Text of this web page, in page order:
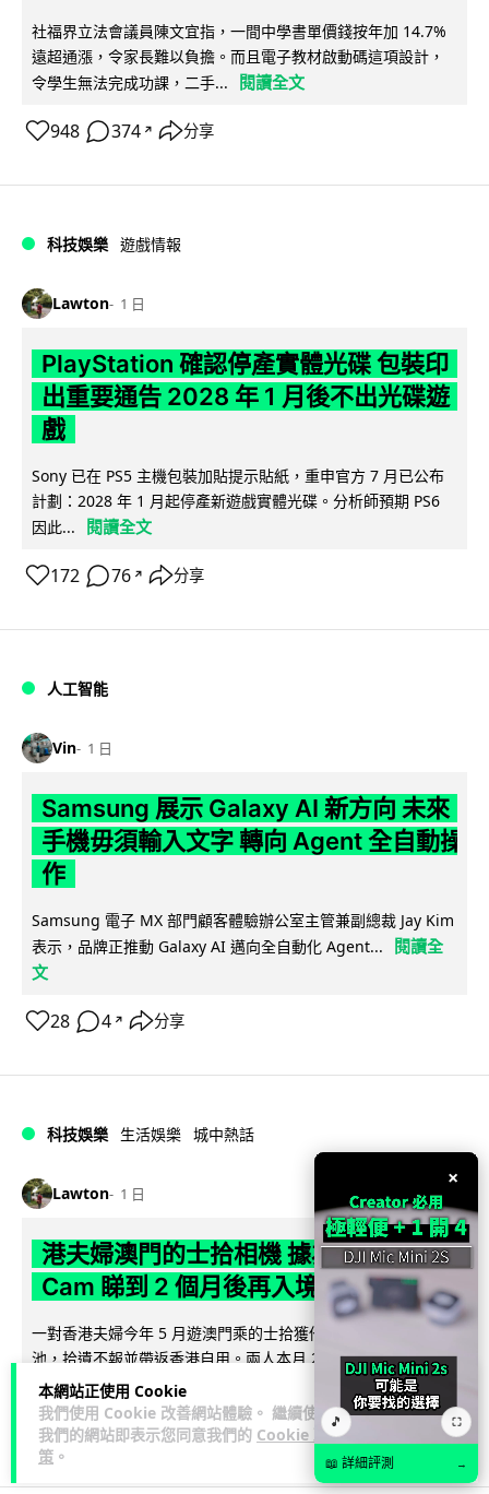
本網站正使用 Cookie
我們使用 Cookie 改善網站體驗。 繼續使用
我們的網站即表示您同意我們的 Cookie 政
策 。
社福界立法會議員陳文宜指，一間中學書單價錢按年加 14.7%
遠超通漲，令家長難以負擔。而且電子教材啟動碼這項設計，
令學生無法完成功課，二手...
閱讀全文
948 374 ↗ 分享
科技娛樂 遊戲情報
Lawton 1 日
PlayStation 確認停產實體光碟 包裝印
出重要通告 2028 年 1 月後不出光碟遊
戲
Sony 已在 PS5 主機包裝加貼提示貼紙，重申官方 7 月已公布
計劃：2028 年 1 月起停產新遊戲實體光碟。分析師預期 PS6
因此...
閱讀全文
172 76 ↗ 分享
人工智能
Vin 1 日
Samsung 展示 Galaxy AI 新方向 未來
手機毋須輸入文字 轉向 Agent 全自動操
作
Samsung 電子 MX 部門顧客體驗辦公室主管兼副總裁 Jay Kim
表示，品牌正推動 Galaxy AI 邁向全自動化 Agent...
閱讀全
文
28 4 ↗ 分享
科技娛樂 生活娛樂 城中熱話
Lawton 1 日
港夫婦澳門的士拾相機 據為己有被的士
Cam 睇到 2 個月後再入境被捕
一對香港夫婦今年 5 月遊澳門乘的士拾獲他人遺留相機及電
池，拾遺不報並帶返香港自用。兩人本月 2 日經港珠澳大橋再
次入境澳門時，被治安警察局...
539 75 ↗ 分享
×
🎵 ⛶
📖 詳細評測 →